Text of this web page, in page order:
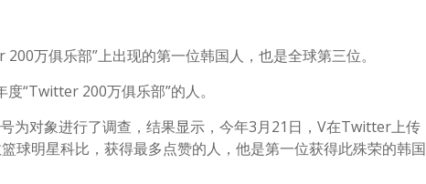
万俱乐部”上出现的第一位韩国人，也是全球第三位。
“Twitter 200万俱乐部”的人。
为对象进行了调查，结果显示，今年3月21日，V在Twitter上传
球明星科比，获得最多点赞的人，他是第一位获得此殊荣的韩国